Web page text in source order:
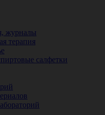
журналы
терапия
салфетки